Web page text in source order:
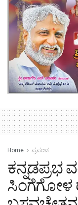
Home ಪ್ರಪಂಚ
ಕನ್ನಡಪ್ರಭ
ಸಿಂಗೆಗೋಳ